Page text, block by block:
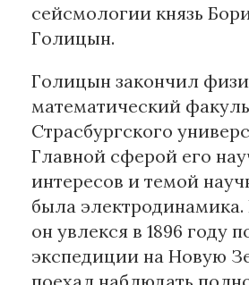
сейсмологии князь
Голицын.
Голицын закончил
математический
Страсбургского
Главной сферой его
интересов и темой
была
он увлекся в 1896 году
экспедиции на Новую